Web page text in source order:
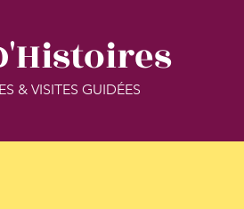
& VISITES GUIDÉES